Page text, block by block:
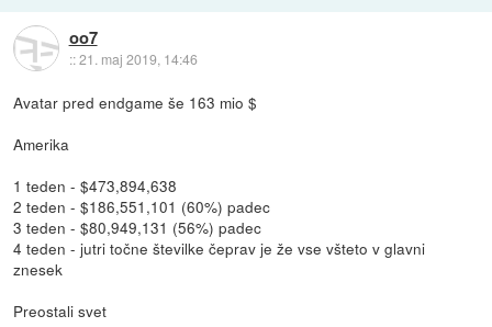
oo7
::21. maj 2019, 14:46
Avatar pred endgame še 163 mio $
Amerika
1 teden - $473,894,638
2 teden - $186,551,101 (60%) padec
3 teden - $80,949,131 (56%) padec
4 teden - jutri točne številke čeprav je že vse všteto v glavni
znesek
Preostali svet